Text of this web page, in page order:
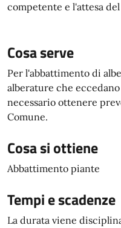
competente e l'attesa
Cosa serve
Per l'abbattimento di
alberature che
necessario ottenere
Comune.
Cosa si ottiene
Abbattimento piante
Tempi e scadenze
La durata viene